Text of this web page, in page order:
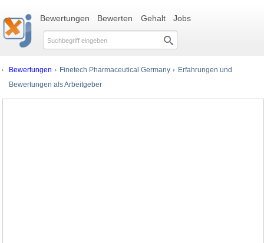
Bewertungen Bewerten Gehalt Jobs
Bewertungen Finetech Pharmaceutical Germany Erfahrungen und
Bewertungen als Arbeitgeber